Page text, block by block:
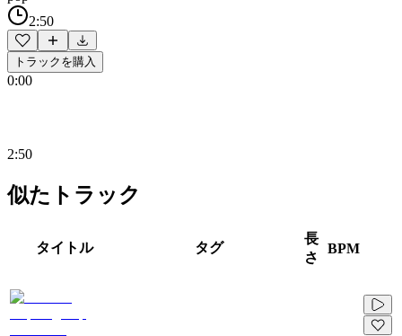
2:50
トラックを購入
0:00
2:50
似たトラック
タイトル タグ
長
さ
BPM